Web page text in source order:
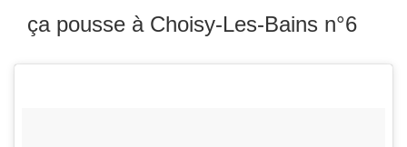
ça pousse à Choisy-Les-Bains n°6